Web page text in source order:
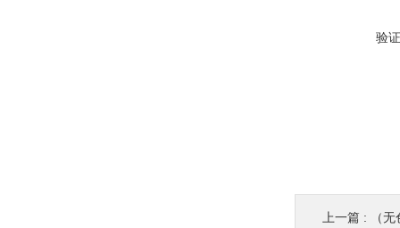
验
上一篇 : （